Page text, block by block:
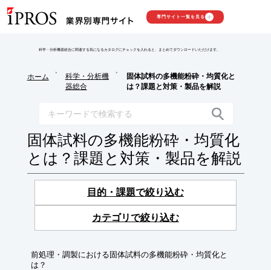
専門サイト一覧を見る
科学・分析機器総合に関連する気になるカタログにチェックを入れると、まとめてダウンロードいただけます。
ホーム
>
科学・分析機
器総合
>
固体試料の多機能粉砕・均質化と
は？課題と対策・製品を解説
固体試料の多機能粉砕・均質化
とは？課題と対策・製品を解説
目的・課題で絞り込む
カテゴリで絞り込む
前処理・調製における固体試料の多機能粉砕・均質化と
は？